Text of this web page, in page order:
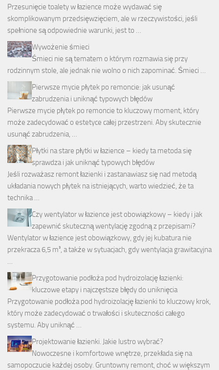
Przesunięcie toalety w łazience może wydawać się
skomplikowanym przedsięwzięciem, ale w rzeczywistości, jeśli
spełnione są odpowiednie warunki, jest to …
Wywożenie śmieci
Śmieci nie są tematem o którym rozmawia się przy
rodzinnym stole, ale jednak nie wolno o nich zapominać. Śmieci …
Pierwsze mycie płytek po remoncie: jak usunąć
zabrudzenia i uniknąć typowych błędów
Pierwsze mycie płytek po remoncie to kluczowy moment, który
może zadecydować o estetyce całej przestrzeni. Aby skutecznie
usunąć zabrudzenia, …
Płytki na stare płytki w łazience – kiedy ta metoda się
sprawdza i jak uniknąć typowych błędów
Jeśli rozważasz remont łazienki i zastanawiasz się nad metodą
układania nowych płytek na istniejących, warto wiedzieć, że ta
technika …
Czy wentylator w łazience jest obowiązkowy – kiedy i jak
zapewnić skuteczną wentylację zgodną z przepisami?
Wentylator w łazience jest obowiązkowy, gdy jej kubatura nie
przekracza 6,5 m³, a także w sytuacjach, gdy wentylacja grawitacyjna
…
Przygotowanie podłoża pod hydroizolację łazienki:
kluczowe etapy i najczęstsze błędy do uniknięcia
Przygotowanie podłoża pod hydroizolację łazienki to kluczowy krok,
który może zadecydować o trwałości i skuteczności całego
systemu. Aby uniknąć …
Projektowanie łazienki. Jakie lustro wybrać?
Nowoczesne i komfortowe wnętrze, przekłada się na
samopoczucie każdej osoby. Gruntowny remont, choć w większym